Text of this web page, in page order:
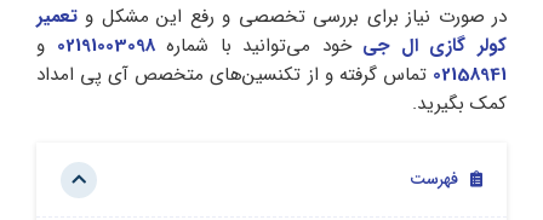
در صورت نیاز برای بررسی تخصصی و رفع این مشکل و تعمیر
کولر گازی ال جی خود می‌توانید با شماره02191003098 و
02158941 تماس گرفته و از تکنسین‌های متخصص آی پی امداد
کمک بگیرید.
فهرست